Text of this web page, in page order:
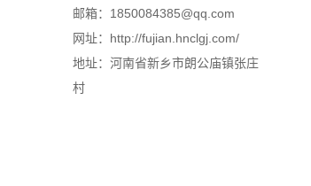
邮箱：1850084385@qq.com
网址：http://fujian.hnclgj.com/
地址：河南省新乡市朗公庙镇张庄
村